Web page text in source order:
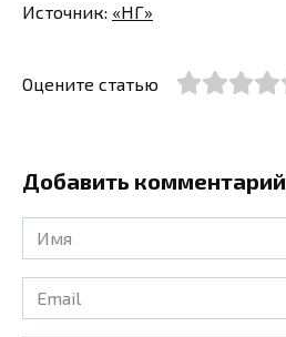
Источник: «НГ»
Оцените статью
Добавить комментарий
Имя
*
Email
*